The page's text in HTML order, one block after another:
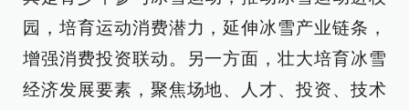
园，培育运动消费潜力，延伸冰雪产业链条，
增强消费投资联动。另一方面，壮大培育冰雪
经济发展要素，聚焦场地、人才、投资、技术